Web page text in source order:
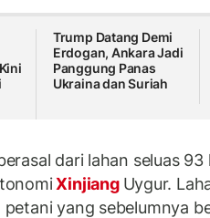
Trump Datang Demi
Erdogan, Ankara Jadi
Panggung Panas
Ukraina dan Suriah
dari lahan seluas
Xinjiang Uygur.
yang sebelumnya